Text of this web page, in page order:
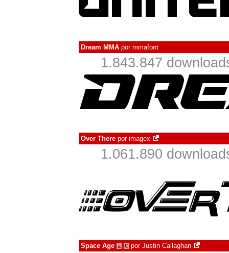
Dream MMA por mmafont
1.843.847
Over There por imagex
1.061.890
Space Age à € por Justin Callaghan